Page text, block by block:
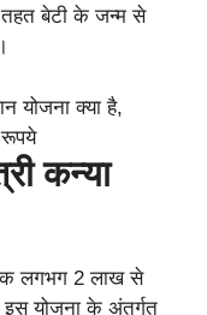
तहत बेटी के जन्म से
कन्या
लगभग 2 लाख से
इस योजना के अंतर्गत